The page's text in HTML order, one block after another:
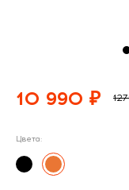
10 990 ₽
Цвета: